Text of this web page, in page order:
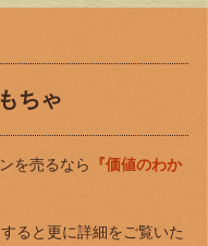
ちゃ
を売るなら
『価値のわか
ると更に詳細をご覧いた